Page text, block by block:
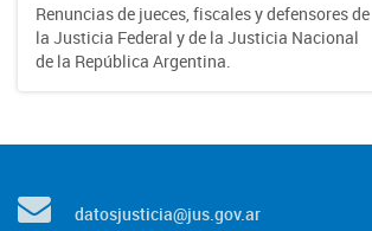
Renuncias de jueces, fiscales y defensores de
la Justicia Federal y de la Justicia Nacional
de la República Argentina.
datosjusticia@jus.gov.ar